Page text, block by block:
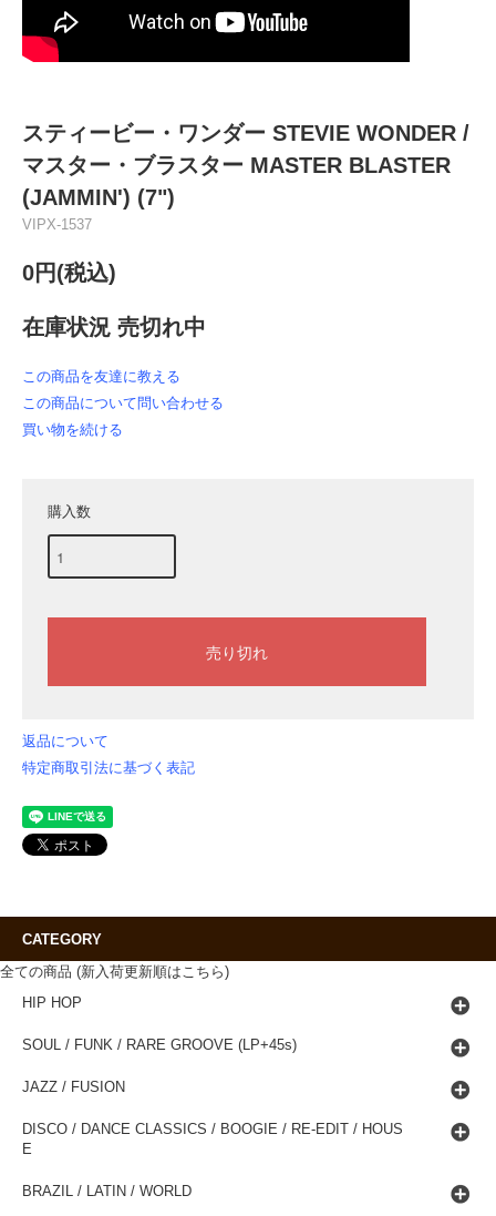
スティービー・ワンダー STEVIE WONDER /
マスター・ブラスター MASTER BLASTER
(JAMMIN') (7")
VIPX-1537
0円(税込)
在庫状況 売切れ中
この商品を友達に教える
この商品について問い合わせる
買い物を続ける
購入数
返品について
特定商取引法に基づく表記
CATEGORY
全ての商品 (新入荷更新順はこちら)
HIP HOP
SOUL / FUNK / RARE GROOVE (LP+45s)
JAZZ / FUSION
DISCO / DANCE CLASSICS / BOOGIE / RE-EDIT / HOUS
E
BRAZIL / LATIN / WORLD